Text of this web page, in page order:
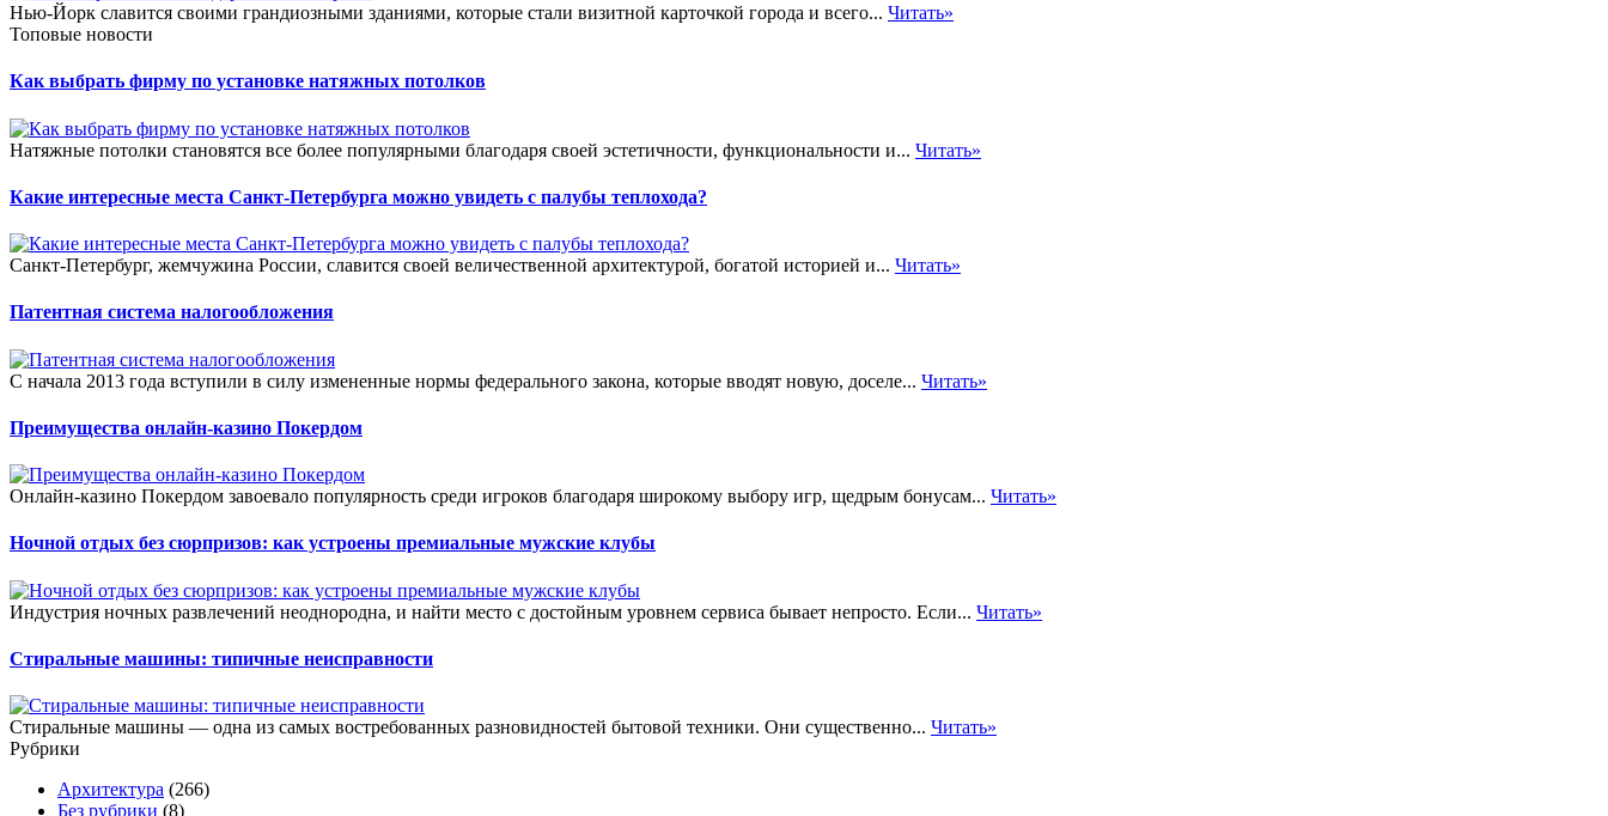
Нью-Йорк славится своими грандиозными зданиями, которые стали визитной карточкой города и всего... Читать»
Топовые новости
Как выбрать фирму по установке натяжных потолков
Натяжные потолки становятся все более популярными благодаря своей эстетичности, функциональности и... Читать»
Какие интересные места Санкт-Петербурга можно увидеть с палубы теплохода?
Санкт-Петербург, жемчужина России, славится своей величественной архитектурой, богатой историей и... Читать»
Патентная система налогообложения
С начала 2013 года вступили в силу измененные нормы федерального закона, которые вводят новую, доселе... Читать»
Преимущества онлайн-казино Покердом
Онлайн-казино Покердом завоевало популярность среди игроков благодаря широкому выбору игр, щедрым бонусам... Читать»
Ночной отдых без сюрпризов: как устроены премиальные мужские клубы
Индустрия ночных развлечений неоднородна, и найти место с достойным уровнем сервиса бывает непросто. Если... Читать»
Стиральные машины: типичные неисправности
Стиральные машины — одна из самых востребованных разновидностей бытовой техники. Они существенно... Читать»
Рубрики
Архитектура (266)
Без рубрики (8)